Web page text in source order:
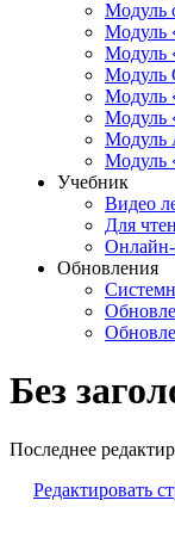
Модуль
Модуль
Модуль
Модуль
Модуль
Модуль
Модуль
Модуль
Учебник
Видео
Для
Обновления
Без
Последнее
Редактировать